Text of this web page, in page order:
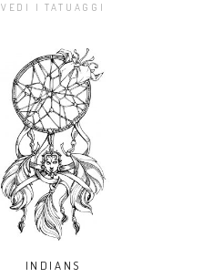
VEDI I TATUAGGI
INDIANS